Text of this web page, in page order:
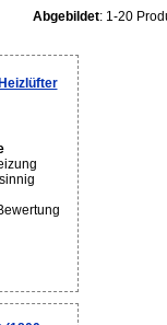
Abgebildet: 1-20